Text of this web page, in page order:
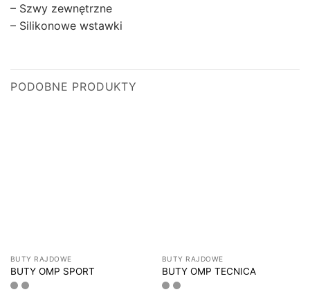
– Szwy zewnętrzne
– Silikonowe wstawki
PODOBNE PRODUKTY
BUTY RAJDOWE
BUTY OMP SPORT
BUTY RAJDOWE
BUTY OMP TECNICA